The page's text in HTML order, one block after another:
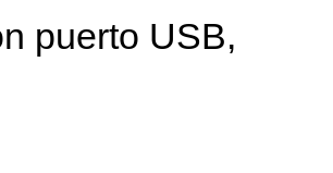
puerto USB,